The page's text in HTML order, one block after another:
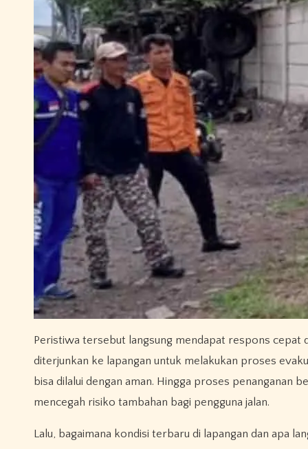
Peristiwa tersebut langsung mendapat respons cepat
diterjunkan ke lapangan untuk melakukan proses
bisa dilalui dengan aman. Hingga proses penanganan
mencegah risiko tambahan bagi pengguna jalan.
Lalu, bagaimana kondisi terbaru di lapangan dan apa